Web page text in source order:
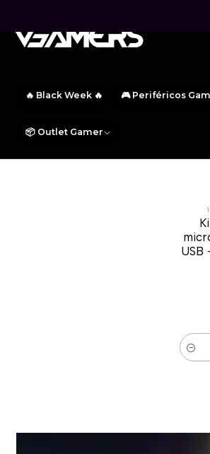
🔥 Black Week 🔥 🎮 Periféricos
📦 Outlet Gamer
-
USB